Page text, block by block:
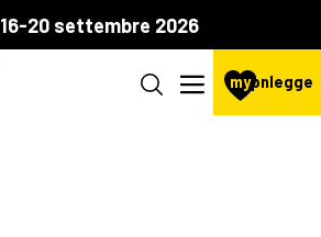
16-20 settembre 2026
mypnlegge